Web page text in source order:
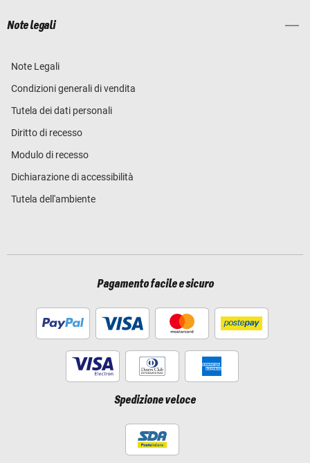
Note legali
Note Legali
Condizioni generali di vendita
Tutela dei dati personali
Diritto di recesso
Modulo di recesso
Dichiarazione di accessibilità
Tutela dell'ambiente
Pagamento facile e sicuro
Spedizione veloce